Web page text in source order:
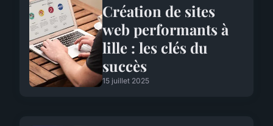
Création de sites
web performants à
lille : les clés du
succès
15 juillet 2025